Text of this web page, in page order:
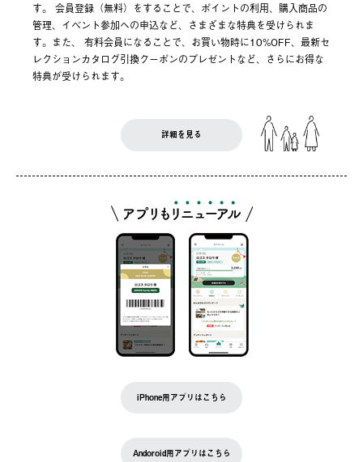
す。 会員登録（無料）をすることで、ポイントの利用、購入商品の
管理、イベント参加への申込など、さまざまな特典を受けられま
す。また、 有料会員になることで、お買い物時に10%OFF、最新セ
レクションカタログ引換クーポンのプレゼントなど、さらにお得な
特典が受けられます。
詳細を見る
iPhone用アプリはこちら
Andoroid用アプリはこちら